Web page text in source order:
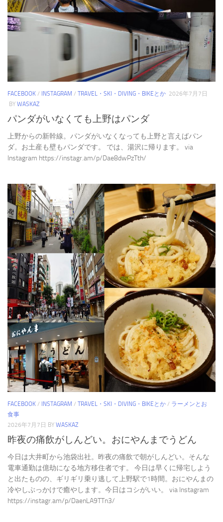
FACEBOOK / INSTAGRAM / TRAVEL・SKI・DIVING・BIKEとか 2026年7月7日
BY WASKAZ
パンダがいなくても上野はパンダ
上野からの新幹線。パンダがいなくなっても上野と言えばパン
ダ。お土産も壁もパンダです。 では、湯沢に帰ります。 via
Instagram https://instagr.am/p/Dae8dwPzTth/
FACEBOOK / INSTAGRAM / TRAVEL・SKI・DIVING・BIKEとか / ラーメンとお
食事
2026年7月7日 BY WASKAZ
昨夜の痛飲がしんどい。おにやんまでうどん
今日は大井町から池袋出社。昨夜の痛飲で朝がしんどい。そんな
電車通勤は億劫になる地方移住者です。 今日は早くに帰宅しよう
と出たものの、ギリギリ乗り逃して上野駅で1時間。おにやんまの
冷やしぶっかけで癒やします。今日はコシがいい。 via Instagram
https://instagr.am/p/DaenLA9TTn3/